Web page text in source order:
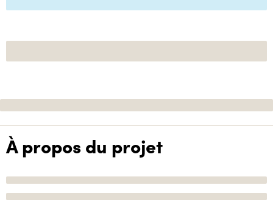
À propos du projet